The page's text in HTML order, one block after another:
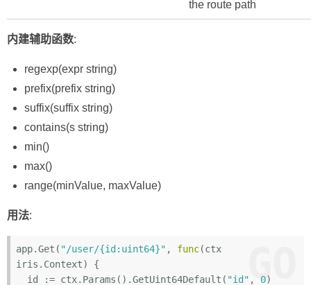
the route path
内建辅助函数:
regexp(expr string)
prefix(prefix string)
suffix(suffix string)
contains(s string)
min()
max()
range(minValue, maxValue)
用法:
GO
app.Get( "/user/{id:uint64}" , func(ctx
iris.Context)
{
  id := ctx.Params().GetUint64Default(
"id" , 0)